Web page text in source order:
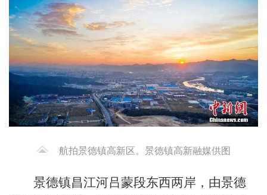
航拍景德镇高新区。景德镇高新融媒供图
景德镇昌江河吕蒙段东西两岸，由景德